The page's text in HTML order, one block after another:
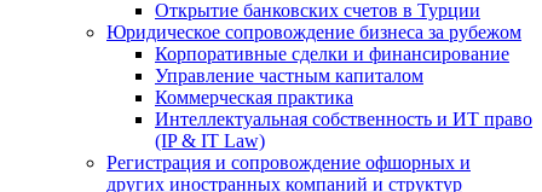
Открытие банковских счетов в Турции
Юридическое сопровождение бизнеса за рубежом
Корпоративные сделки и финансирование
Управление частным капиталом
Коммерческая практика
Интеллектуальная собственность и ИТ право
(IP & IT Law)
Регистрация и сопровождение офшорных и
других иностранных компаний и структур